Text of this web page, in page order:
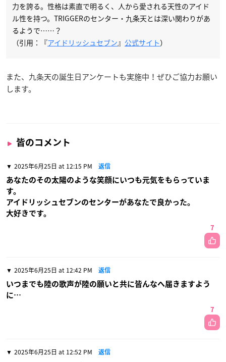
力を誇る。性格は素直で明るく、人から愛される天性のアイド
ル性を持つ。TRIGGERのセンター・九条天とは深い関わりがあ
るようで……？
（引用：『アイドリッシュセブン』 公式サイト）
また、九条天の誕生日アンケートも実施中！ぜひご協力お願い
します。
皆のコメント
2025年6月25日 at 12:15 PM 返信
あなたのその太陽のような笑顔にいつも元気をもらっていま
す。
アイドリッシュセブンのセンターがあなたで良かった。
大好きです。
7
2025年6月25日 at 12:42 PM 返信
いつまでも陸の歌声が陸の願いと共に皆んなへ届きますよう
に…
7
2025年6月25日 at 12:52 PM 返信